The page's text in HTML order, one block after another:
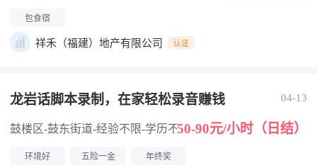
包食宿
祥禾（福建）地产有限公司 认证
龙岩话脚本录制，在家轻松录音赚钱 04-13
鼓楼区-鼓东街道-经验不限-学历不限50-90元/小时（日结）
环境好 五险一金 年终奖